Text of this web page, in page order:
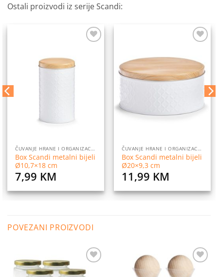
Ostali proizvodi iz serije Scandi:
ČUVANJE HRANE I ORGANIZACIJA
Box Scandi metalni bijeli
Ø10,7×18 cm
7,99 KM
listu
želja
ČUVANJE HRANE I ORGANIZACIJA
Box Scandi metalni bijeli
Ø20×9,3 cm
11,99 KM
POVEZANI PROIZVODI
Dodaj
Dodaj